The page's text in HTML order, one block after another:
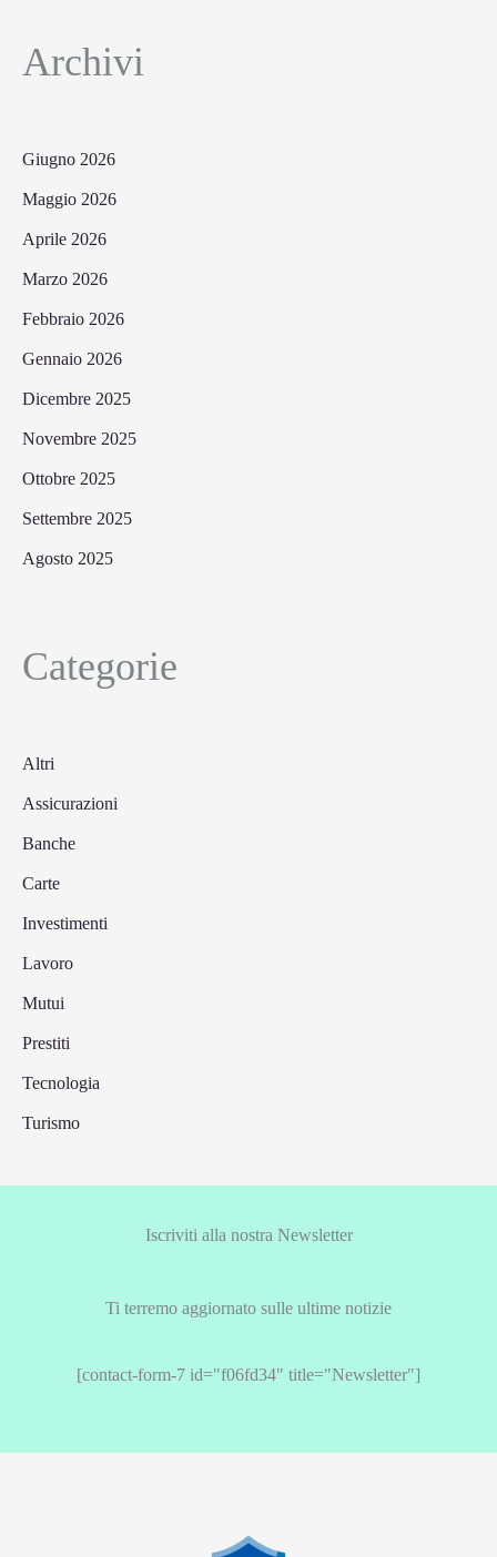
Archivi
Giugno 2026
Maggio 2026
Aprile 2026
Marzo 2026
Febbraio 2026
Gennaio 2026
Dicembre 2025
Novembre 2025
Ottobre 2025
Settembre 2025
Agosto 2025
Categorie
Altri
Assicurazioni
Banche
Carte
Investimenti
Lavoro
Mutui
Prestiti
Tecnologia
Turismo
Iscriviti alla nostra Newsletter
Ti terremo aggiornato sulle ultime notizie
[contact-form-7 id="f06fd34" title="Newsletter"]